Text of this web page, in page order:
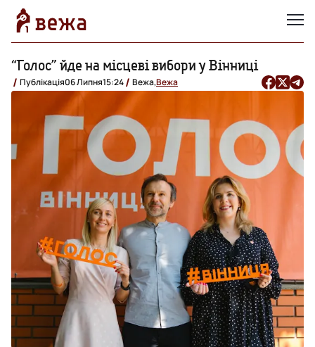
“Голос” йде на місцеві вибори у Вінниці
Публікація06 Липня15:24 Вежа,Вежа